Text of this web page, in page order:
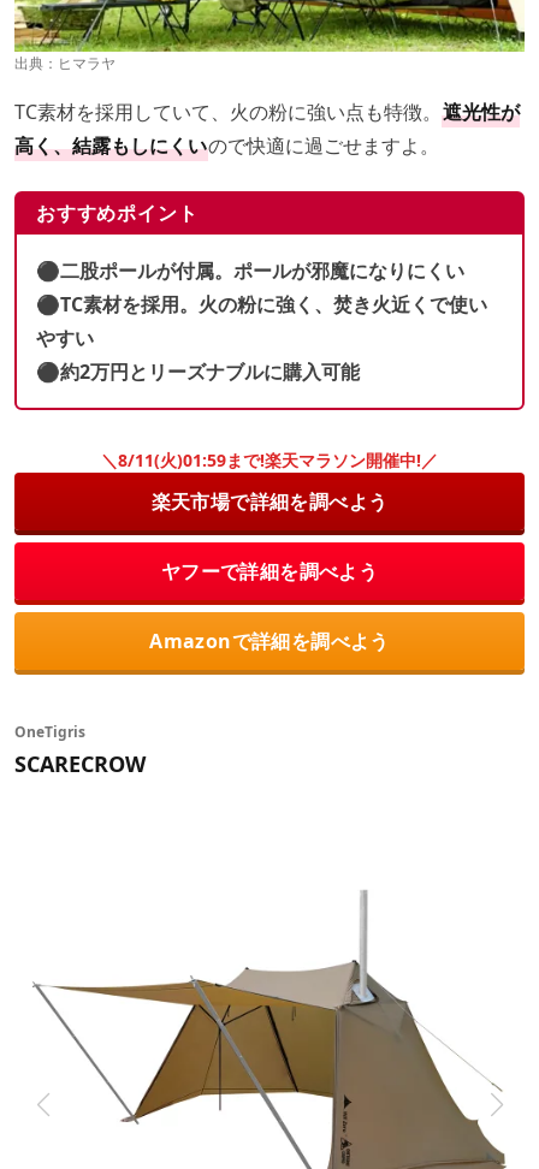
出典： ヒマラヤ
TC素材を採用していて、火の粉に強い点も特徴。 遮光性が
高く、結露もしにくいので快適に過ごせますよ。
おすすめポイント
⚫︎二股ポールが付属。ポールが邪魔になりにくい
⚫︎TC素材を採用。火の粉に強く、焚き火近くで使い
やすい
⚫︎約2万円とリーズナブルに購入可能
＼8/11(火)01:59まで!楽天マラソン開催中!／
楽天市場で詳細を調べよう
ヤフーで詳細を調べよう
Amazonで詳細を調べよう
OneTigris
SCARECROW